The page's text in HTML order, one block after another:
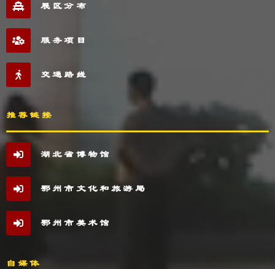
展区分布
服务项目
交通路线
推荐链接
湖北省博物馆
鄂州市文化和旅游局
鄂州市美术馆
自媒体